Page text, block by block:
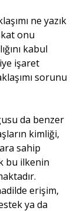
ne yazık
onu
kabul
işaret
sorunu
da benzer
kimliği,
sahip
bu ilkenin
erişim,
ya da